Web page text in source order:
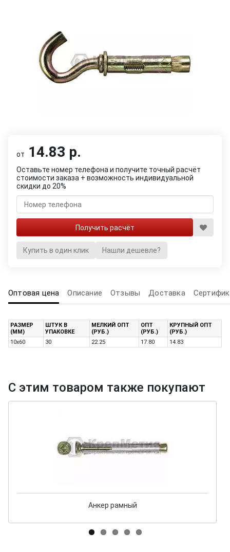
от 14.83 р.
Оставьте номер телефона и получите точный расчёт
стоимости заказа + возможность индивидуальной
скидки до 20%
Купить в один клик Нашли дешевле?
Оптовая цена Описание Отзывы Доставка
РАЗМЕР
(ММ)
ШТУК В
УПАКОВКЕ
МЕЛКИЙ ОПТ
(РУБ.)
ОПТ
(РУБ.)
КРУПНЫЙ ОПТ
(РУБ.)
10х60
30 22.25 17.80 14.83
С этим товаром также покупают
Анкер рамный